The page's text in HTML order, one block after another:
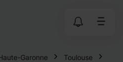
Garonne
Toulouse